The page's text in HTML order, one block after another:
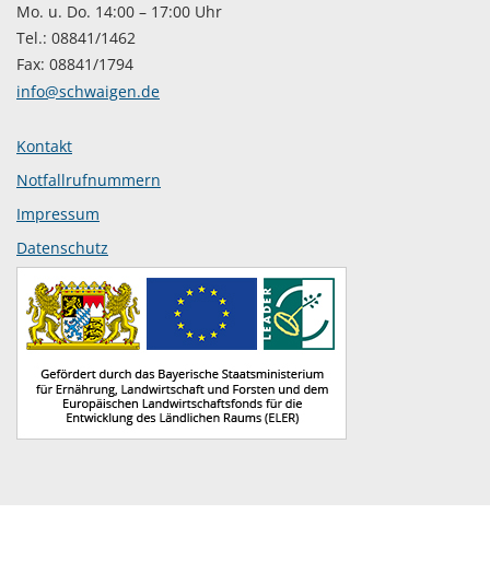
Mo. u. Do. 14:00 – 17:00 Uhr
Tel.: 08841/1462
Fax: 08841/1794
info@schwaigen.de
Kontakt
Notfallrufnummern
Impressum
Datenschutz